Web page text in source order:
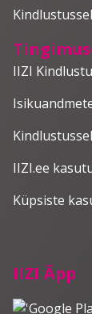
IIZI Äpp
IIZI
IIZI.ee
Küpsiste